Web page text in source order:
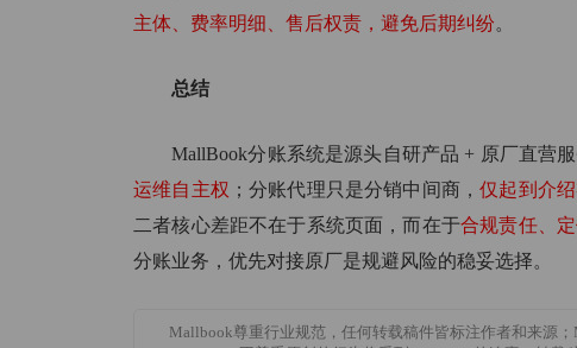
主体、费率明细、售后权责，避免后期纠纷。
总结
MallBook分账系统是源头自研产品 + 原厂直营服
运维自主权 ；分账代理只是分销中间商，仅起到介
二者核心差距不在于系统页面，而在于合规责任、
分账业务，优先对接原厂是规避风险的稳妥选择。
Mallbook尊重行业规范，任何转载稿件皆标注作者和来源